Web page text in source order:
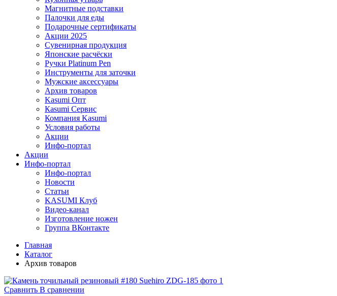
Магнитные подставки
Палочки для еды
Подарочные сертификаты
Акции 2025
Сувенирная продукция
Японские расчёски
Ручки Platinum Pen
Инструменты для заточки
Мужские аксессуары
Архив товаров
Kasumi Опт
Кasumi Сервис
Компания Kasumi
Условия работы
Акции
Инфо-портал
Акции
Инфо-портал
Инфо-портал
Новости
Статьи
KASUMI Клуб
Видео-канал
Изготовление ножен
Группа ВКонтакте
Главная
Каталог
Архив товаров
Сравнить В сравнении